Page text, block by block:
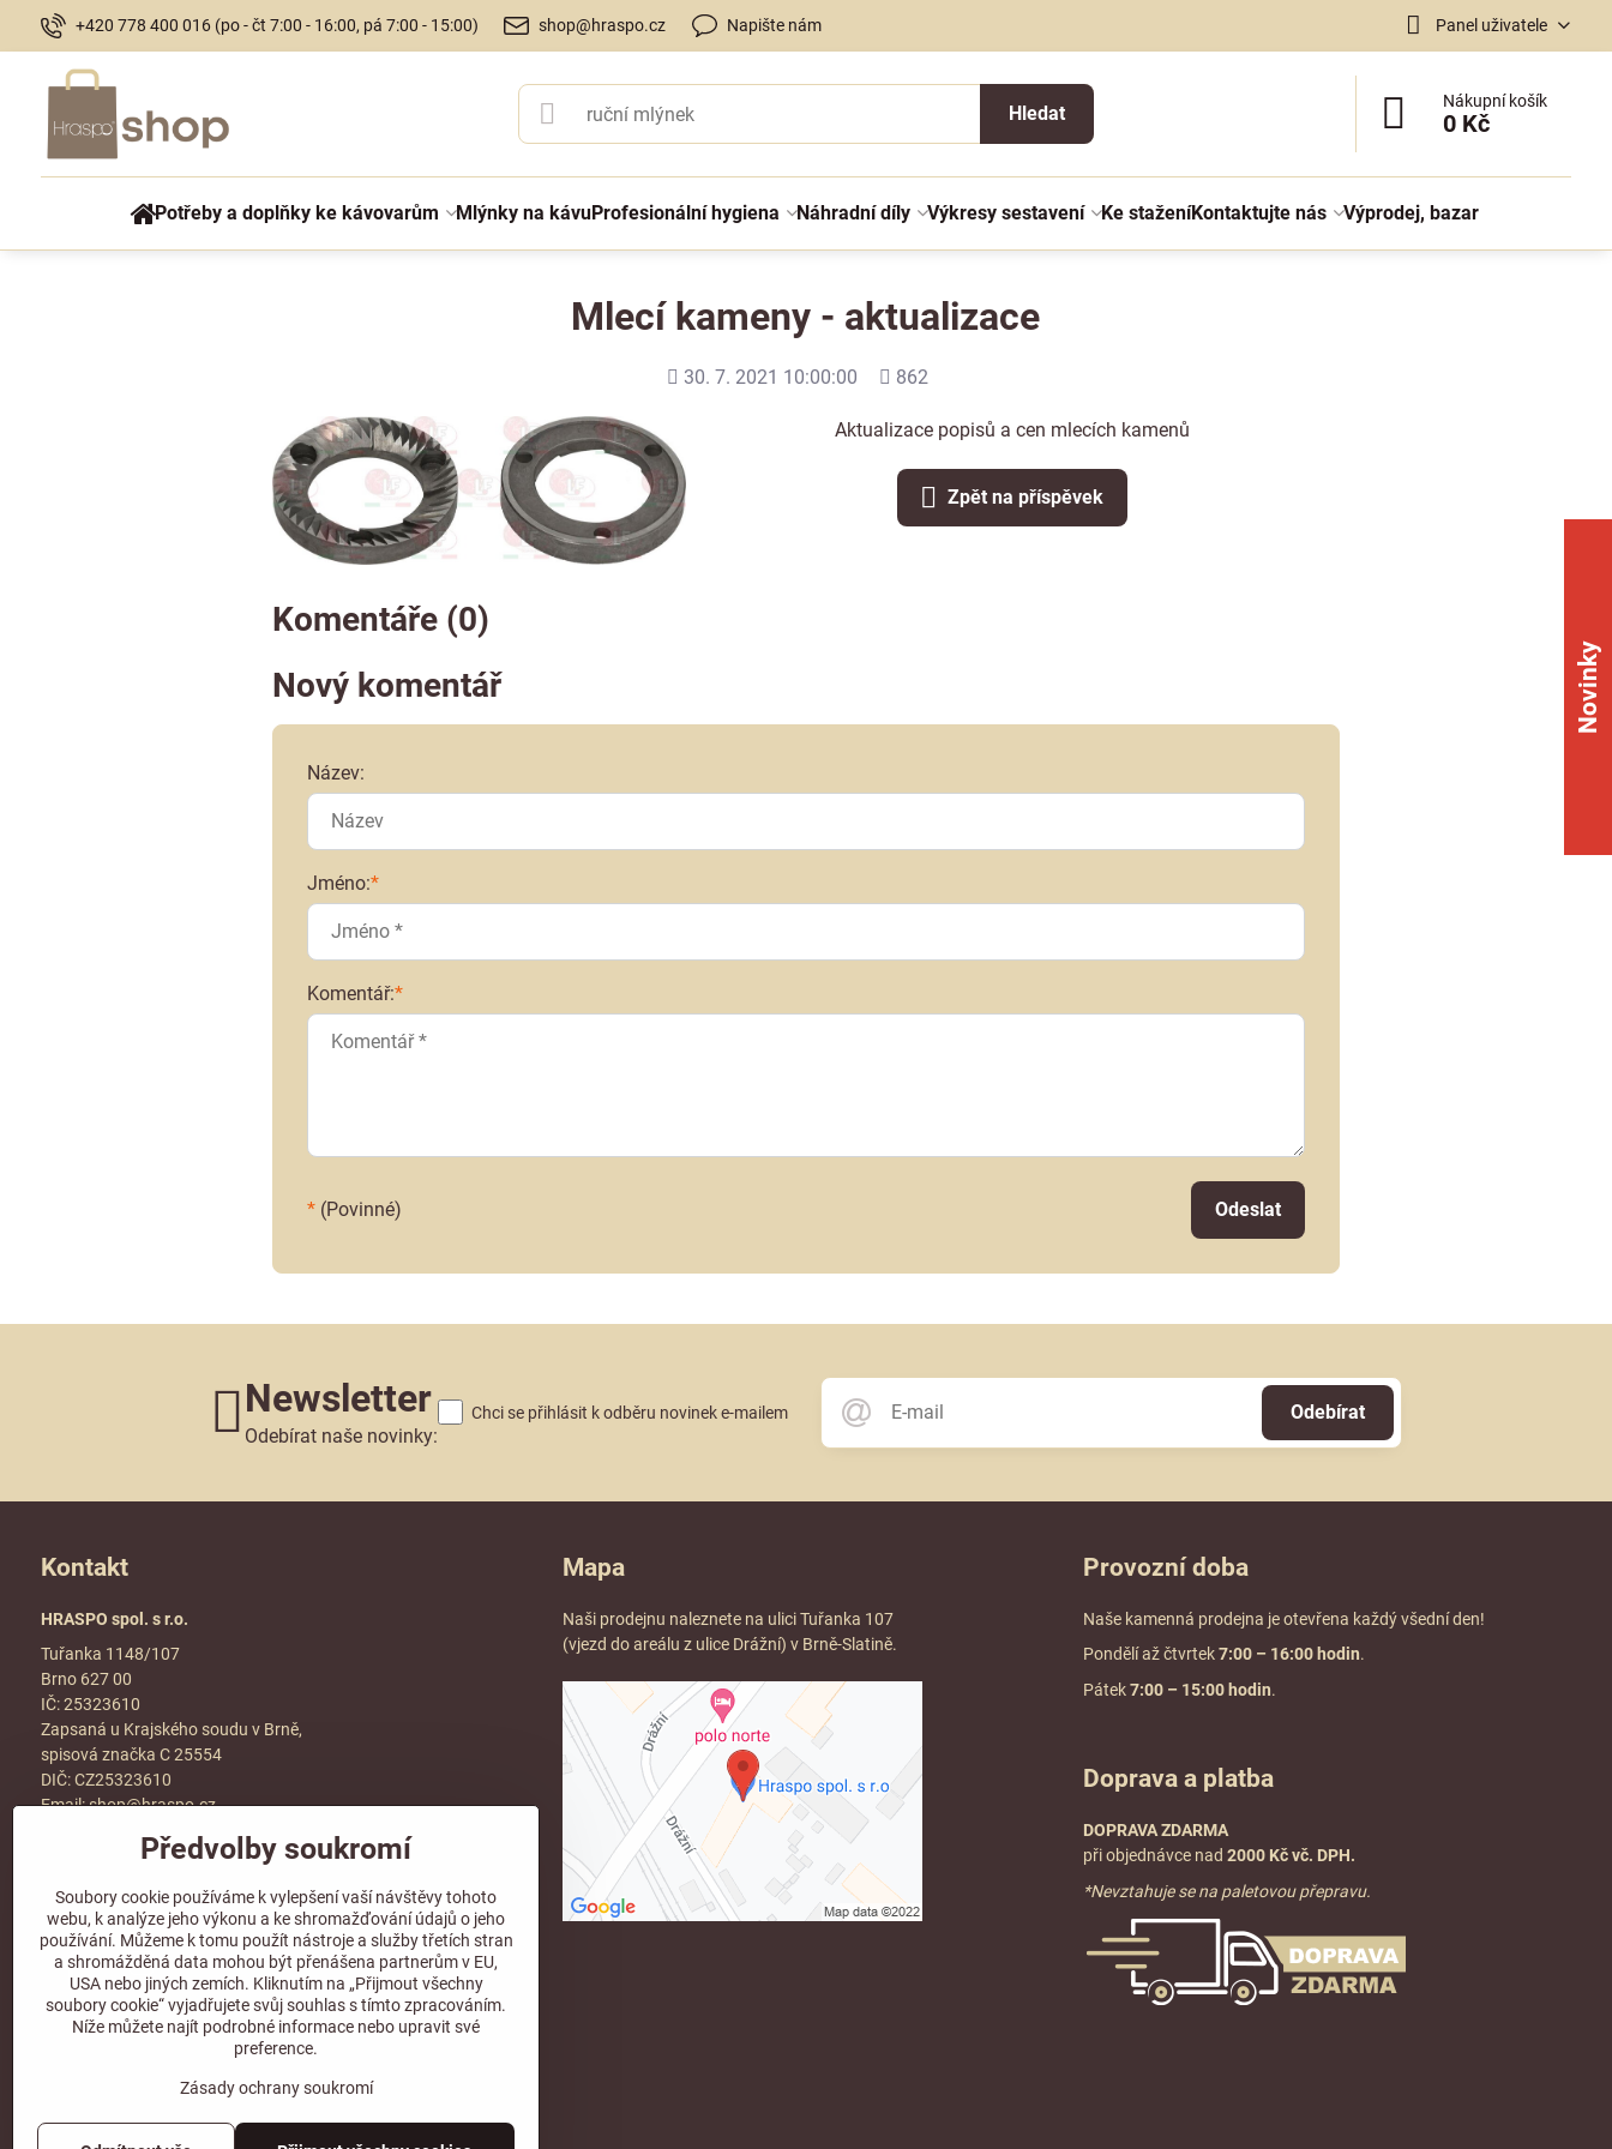
+420 778 400 016 (po - čt 7:00 - 16:00, pá 7:00 - 15:00) shop@hraspo.cz Napište nám Panel uživatele
Hledat
Nákupní košík
0 Kč
Potřeby a doplňky ke kávovarům Mlýnky na kávuProfesionální hygiena Náhradní díly Výkresy sestavení Ke staženíKontaktujte nás Výprodej, bazar
Mlecí kameny - aktualizace
Přidáno
30. 7. 2021 10:00:00
Počet
862
Aktualizace popisů a cen mlecích kamenů
Zpět na příspěvek
Komentáře (0)
Nový komentář
Název:
Jméno:*
Komentář:*
*(Povinné) Odeslat
Newsletter
Odebírat naše novinky:
Odebírat
Chci se přihlásit k odběru novinek e-mailem
Kontakt
HRASPO spol. s r.o.
Tuřanka 1148/107
Brno 627 00
IČ: 25323610
Zapsaná u Krajského soudu v Brně,
spisová značka C 25554
DIČ: CZ25323610
Email:shop@hraspo.cz
Obchodní podmínky
Více info v sekcikontakt
Sledujte naše sociální sítě!
Novinky
Mapa
Naši prodejnu naleznete na ulici Tuřanka 107
(vjezd do areálu z ulice Drážní) v Brně-Slatině.
Provozní doba
Naše kamenná prodejna je otevřena každý všední den!
Pondělí až čtvrtek7:00 – 16:00 hodin.
Pátek7:00 – 15:00 hodin.
Doprava a platba
DOPRAVA ZDARMA
při objednávce nad 2000 Kč vč. DPH.
*Nevztahuje se na paletovou přepravu.
Předvolby soukromí
Soubory cookie používáme k vylepšení vaší návštěvy tohoto
webu, k analýze jeho výkonu a ke shromažďování údajů o jeho
používání. Můžeme k tomu použít nástroje a služby třetích stran
a shromážděná data mohou být přenášena partnerům v EU,
USA nebo jiných zemích. Kliknutím na „Přijmout všechny
soubory cookie“ vyjadřujete svůj souhlas s tímto zpracováním.
Níže můžete najít podrobné informace nebo upravit své
preference.
Zásady ochrany soukromí